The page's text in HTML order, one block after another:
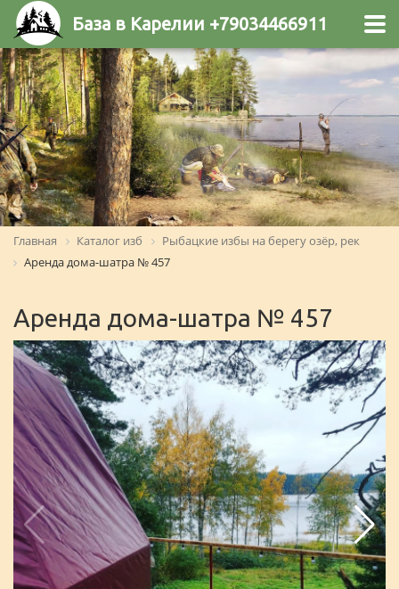
База в Карелии +79034466911
Главная Каталог изб
Рыбацкие избы на берегу озёр, рек
Аренда дома-шатра № 457
Аренда дома-шатра № 457